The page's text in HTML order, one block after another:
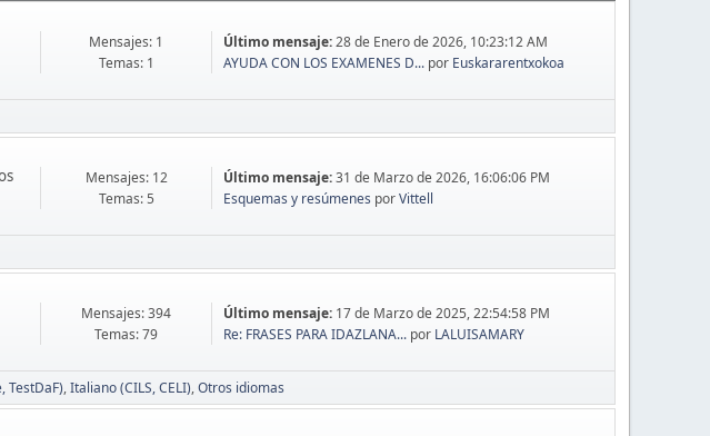
Mensajes: 1
Temas: 1
Último mensaje:28 de Enero de 2026, 10:23:12 AM
AYUDA CON LOS EXAMENES D... por Euskararentxokoa
Mensajes: 12
Temas: 5
Último mensaje:31 de Marzo de 2026, 16:06:06 PM
Esquemas y resúmenes porVittell
Mensajes: 394
Temas: 79
Último mensaje: 17 de Marzo de 2025, 22:54:58 PM
Re: FRASES PARA IDAZLANA... por LALUISAMARY
TestDaF) Italiano (CILS, CELI) Otros idiomas